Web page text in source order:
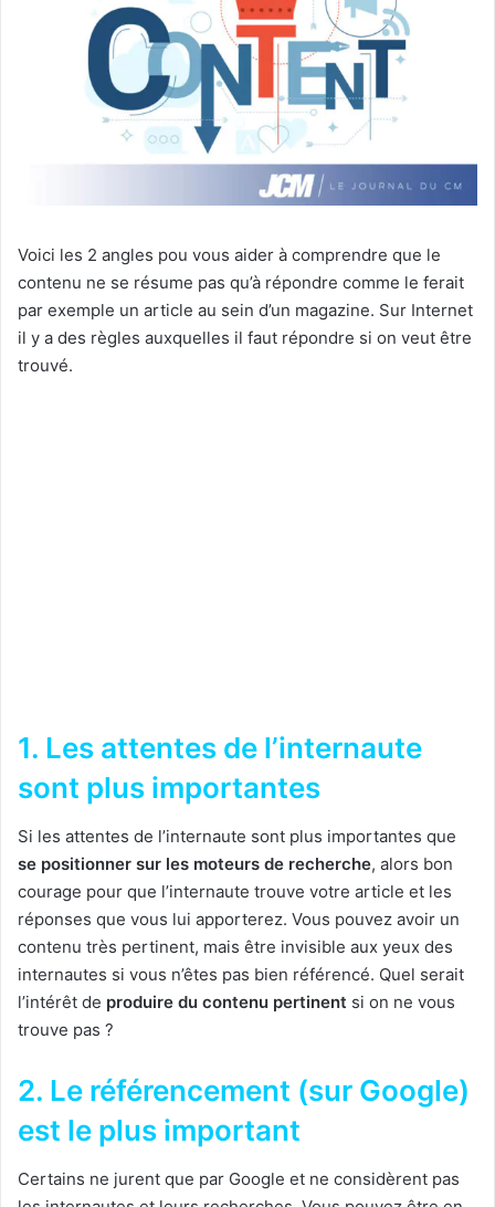
Voici les 2 angles pou vous aider à comprendre que le
contenu ne se résume pas qu’à répondre comme le ferait
par exemple un article au sein d’un magazine. Sur Internet
il y a des règles auxquelles il faut répondre si on veut être
trouvé.
1. Les attentes de l’internaute
sont plus importantes
Si les attentes de l’internaute sont plus importantes que
se positionner sur les moteurs de recherche, alors bon
courage pour que l’internaute trouve votre article et les
réponses que vous lui apporterez. Vous pouvez avoir un
contenu très pertinent, mais être invisible aux yeux des
internautes si vous n’êtes pas bien référencé. Quel serait
l’intérêt de produire du contenu pertinent si on ne vous
trouve pas ?
2. Le référencement (sur Google)
est le plus important
Certains ne jurent que par Google et ne considèrent pas